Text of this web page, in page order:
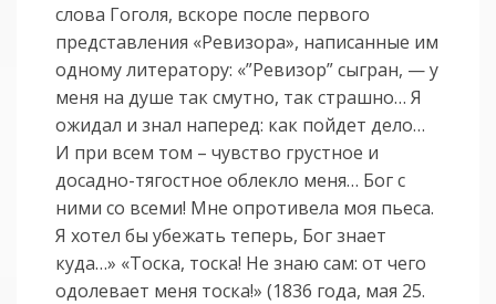
слова Гоголя, вскоре после первого
представления «Ревизора», написанные им
одному литератору: «”Ревизор” сыгран, — у
меня на душе так смутно, так страшно… Я
ожидал и знал наперед: как пойдет дело…
И при всем том – чувство грустное и
досадно-тягостное облекло меня… Бог с
ними со всеми! Мне опротивела моя пьеса.
Я хотел бы убежать теперь, Бог знает
куда…» «Тоска, тоска! Не знаю сам: от чего
одолевает меня тоска!» (1836 года, мая 25.